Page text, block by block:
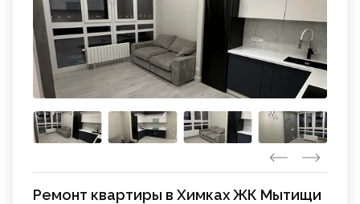
Ремонт квартиры в Химках ЖК Мытищи